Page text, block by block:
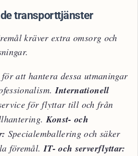
transporttjänster
kräver extra omsorg och
att hantera dessa utmaningar
Internationell
för flyttar till och från
Konst- och
Specialemballering och säker
föremål.IT- och serverflyttar: